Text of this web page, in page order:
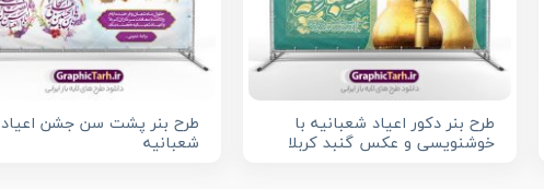
طرح بنر دکور اعیاد شعبانیه با
خوشنویسی و عکس گنبد کربلا
طرح بنر پشت سن جشن اعیاد
شعبانیه